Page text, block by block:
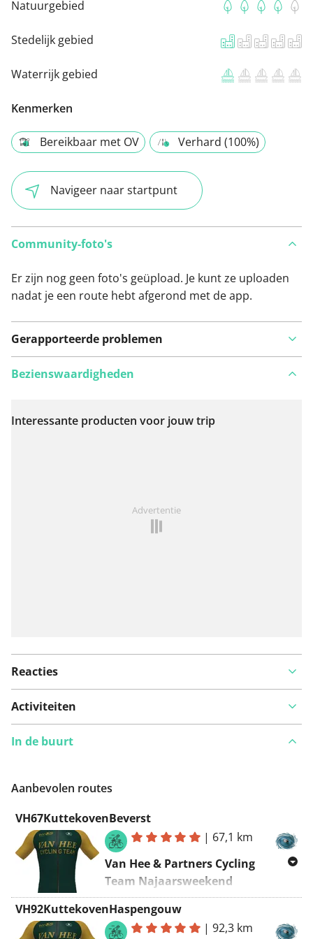
Natuurgebied
Stedelijk gebied
Waterrijk gebied
Kenmerken
Bereikbaar met OV Verhard (100%)
Navigeer naar startpunt
Community-foto's
Er zijn nog geen foto's geüpload. Je kunt ze uploaden
nadat je een route hebt afgerond met de app.
Gerapporteerde problemen
Bekijk op kaart
Bezienswaardigheden
Interessante producten voor jouw trip
Advertentie
Reacties
Activiteiten
In de buurt
Aanbevolen routes
VH67KuttekovenBeverst
| 67,1 km
Van Hee & Partners Cycling
Team Najaarsweekend
Haspengouw ~ rit 1, 09/09/2022
Kuttekoven - Beverst - Kuttekoven
VH92KuttekovenHaspengouw
|92,3 km